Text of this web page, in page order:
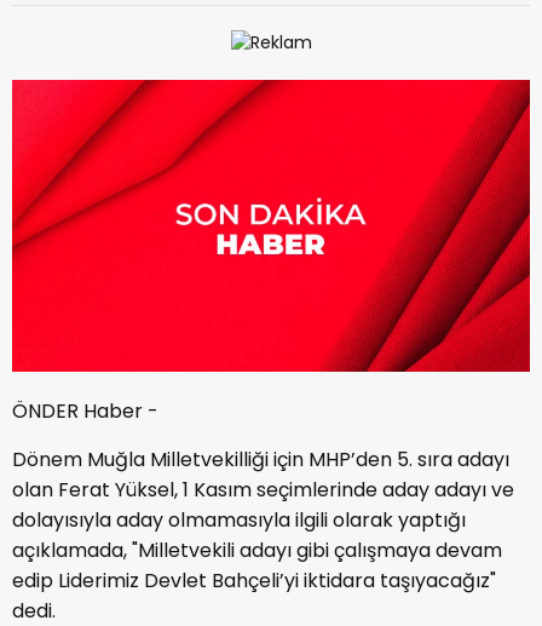
ÖNDER Haber -
Dönem Muğla Milletvekilliği için MHP’den 5. sıra adayı
olan Ferat Yüksel, 1 Kasım seçimlerinde aday adayı ve
dolayısıyla aday olmamasıyla ilgili olarak yaptığı
açıklamada, "Milletvekili adayı gibi çalışmaya devam
edip Liderimiz Devlet Bahçeli’yi iktidara taşıyacağız"
dedi.